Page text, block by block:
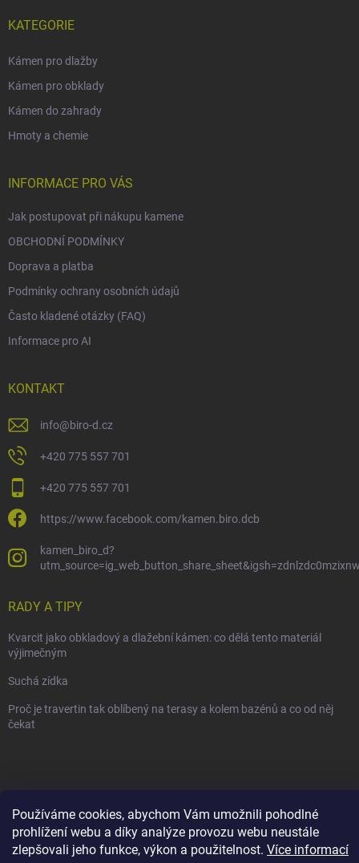
Používáme cookies, abychom Vám umožnili pohodlné
prohlížení webu a díky analýze provozu webu neustále
zlepšovali jeho funkce, výkon a použitelnost. Více informací
KATEGORIE
Kámen pro dlažby
Kámen pro obklady
Kámen do zahrady
Hmoty a chemie
INFORMACE PRO VÁS
Jak postupovat při nákupu kamene
OBCHODNÍ PODMÍNKY
Doprava a platba
Podmínky ochrany osobních údajů
Často kladené otázky (FAQ)
Informace pro AI
KONTAKT
info@biro-d.cz
+420 775 557 701
+420 775 557 701
https://www.facebook.com/kamen.biro.dcb
kamen_biro_d?
RADY A TIPY
Kvarcit jako obkladový a dlažební kámen: co dělá tento materiál
výjimečným
Suchá zídka
Proč je travertin tak oblíbený na terasy a kolem bazénů a co od něj
čekat
Vytvořil Shoptet